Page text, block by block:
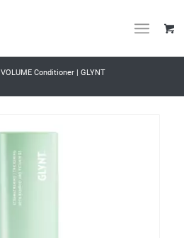
VOLUME Conditioner | GLYNT